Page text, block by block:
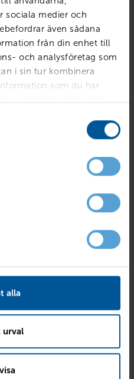
sociala medier och
även sådana
från din enhet till
och analysföretag som
i sin tur kombinera
som du har
samlat in när du har
alla
urval